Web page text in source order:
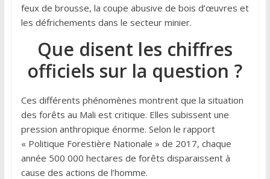
feux de brousse, la coupe abusive de bois d’œuvres et
les défrichements dans le secteur minier.
Que disent les chiffres
officiels sur la question ?
Ces différents phénomènes montrent que la situation
des forêts au Mali est critique. Elles subissent une
pression anthropique énorme. Selon le rapport
« Politique Forestière Nationale » de 2017, chaque
année 500 000 hectares de forêts disparaissent à
cause des actions de l’homme.